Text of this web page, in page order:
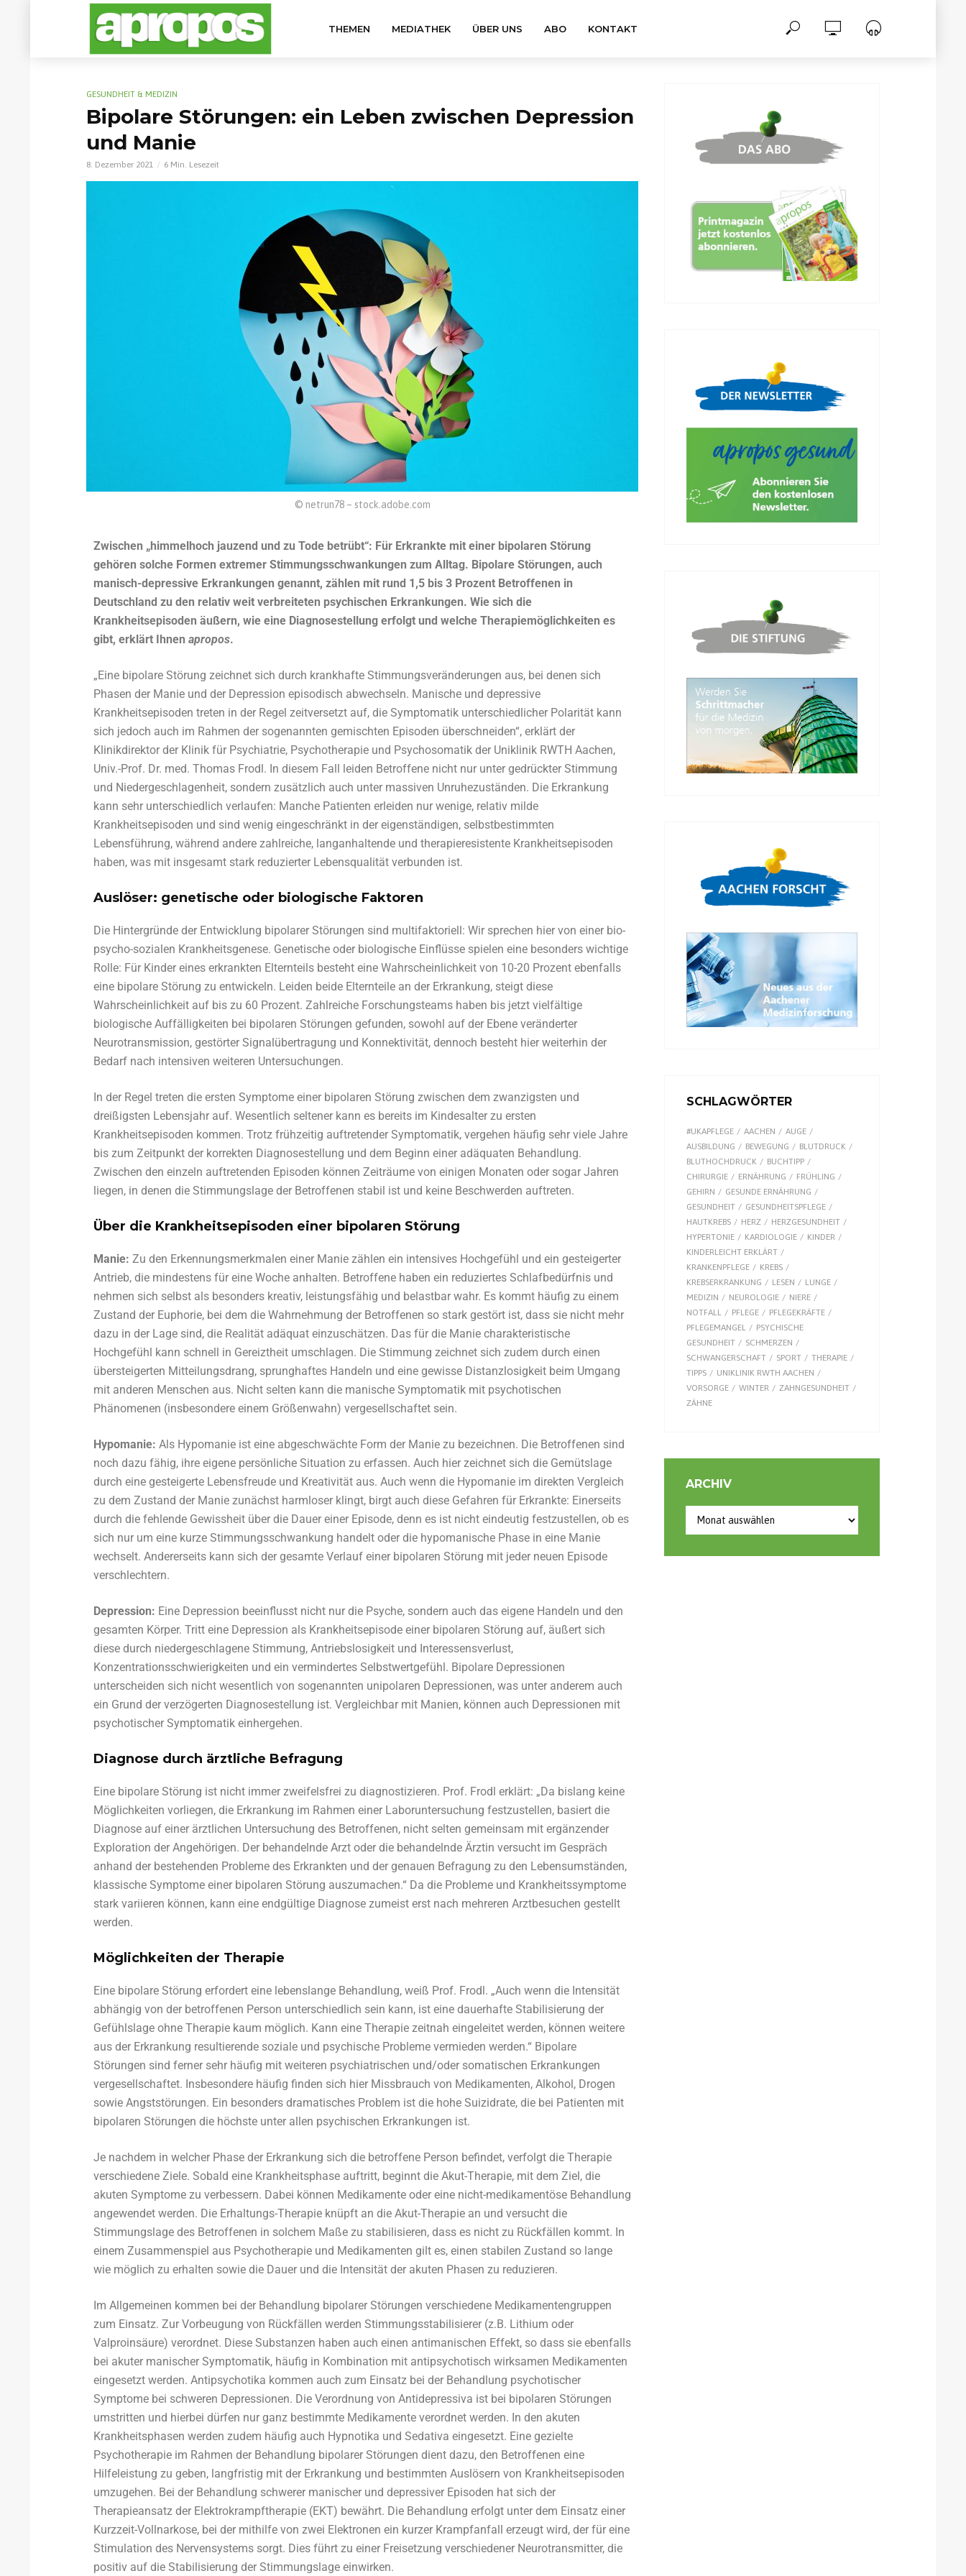
THEMEN MEDIATHEK ÜBER UNS ABO KONTAKT
GESUNDHEIT & MEDIZIN
Bipolare Störungen: ein Leben zwischen Depression
und Manie
8. Dezember 2021 6 Min. Lesezeit
© netrun78 – stock.adobe.com
Zwischen „himmelhoch jauzend und zu Tode betrübt“: Für Erkrankte mit einer bipolaren Störung
gehören solche Formen extremer Stimmungsschwankungen zum Alltag. Bipolare Störungen, auch
manisch-depressive Erkrankungen genannt, zählen mit rund 1,5 bis 3 Prozent Betroffenen in
Deutschland zu den relativ weit verbreiteten psychischen Erkrankungen. Wie sich die
Krankheitsepisoden äußern, wie eine Diagnosestellung erfolgt und welche Therapiemöglichkeiten es
gibt, erklärt Ihnen apropos.
„Eine bipolare Störung zeichnet sich durch krankhafte Stimmungsveränderungen aus, bei denen sich
Phasen der Manie und der Depression episodisch abwechseln. Manische und depressive
Krankheitsepisoden treten in der Regel zeitversetzt auf, die Symptomatik unterschiedlicher Polarität kann
sich jedoch auch im Rahmen der sogenannten gemischten Episoden überschneiden“, erklärt der
Klinikdirektor der Klinik für Psychiatrie, Psychotherapie und Psychosomatik der Uniklinik RWTH Aachen,
Univ.-Prof. Dr. med. Thomas Frodl. In diesem Fall leiden Betroffene nicht nur unter gedrückter Stimmung
und Niedergeschlagenheit, sondern zusätzlich auch unter massiven Unruhezuständen. Die Erkrankung
kann sehr unterschiedlich verlaufen: Manche Patienten erleiden nur wenige, relativ milde
Krankheitsepisoden und sind wenig eingeschränkt in der eigenständigen, selbstbestimmten
Lebensführung, während andere zahlreiche, langanhaltende und therapieresistente Krankheitsepisoden
haben, was mit insgesamt stark reduzierter Lebensqualität verbunden ist.
Auslöser: genetische oder biologische Faktoren
Die Hintergründe der Entwicklung bipolarer Störungen sind multifaktoriell: Wir sprechen hier von einer bio-
psycho-sozialen Krankheitsgenese. Genetische oder biologische Einflüsse spielen eine besonders wichtige
Rolle: Für Kinder eines erkrankten Elternteils besteht eine Wahrscheinlichkeit von 10-20 Prozent ebenfalls
eine bipolare Störung zu entwickeln. Leiden beide Elternteile an der Erkrankung, steigt diese
Wahrscheinlichkeit auf bis zu 60 Prozent. Zahlreiche Forschungsteams haben bis jetzt vielfältige
biologische Auffälligkeiten bei bipolaren Störungen gefunden, sowohl auf der Ebene veränderter
Neurotransmission, gestörter Signalübertragung und Konnektivität, dennoch besteht hier weiterhin der
Bedarf nach intensiven weiteren Untersuchungen.
In der Regel treten die ersten Symptome einer bipolaren Störung zwischen dem zwanzigsten und
dreißigsten Lebensjahr auf. Wesentlich seltener kann es bereits im Kindesalter zu ersten
Krankheitsepisoden kommen. Trotz frühzeitig auftretender Symptomatik, vergehen häufig sehr viele Jahre
bis zum Zeitpunkt der korrekten Diagnosestellung und dem Beginn einer adäquaten Behandlung.
Zwischen den einzeln auftretenden Episoden können Zeiträume von einigen Monaten oder sogar Jahren
liegen, in denen die Stimmungslage der Betroffenen stabil ist und keine Beschwerden auftreten.
Über die Krankheitsepisoden einer bipolaren Störung
Manie: Zu den Erkennungsmerkmalen einer Manie zählen ein intensives Hochgefühl und ein gesteigerter
Antrieb, die mindestens für eine Woche anhalten. Betroffene haben ein reduziertes Schlafbedürfnis und
nehmen sich selbst als besonders kreativ, leistungsfähig und belastbar wahr. Es kommt häufig zu einem
Zustand der Euphorie, bei dem die Wahrnehmung der Betroffenen so stark gestört ist, dass sie nicht mehr
dazu in der Lage sind, die Realität adäquat einzuschätzen. Das für die Manie charakteristische
Hochgefühl kann schnell in Gereiztheit umschlagen. Die Stimmung zeichnet sich zudem durch einen
übersteigerten Mitteilungsdrang, sprunghaftes Handeln und eine gewisse Distanzlosigkeit beim Umgang
mit anderen Menschen aus. Nicht selten kann die manische Symptomatik mit psychotischen
Phänomenen (insbesondere einem Größenwahn) vergesellschaftet sein.
Hypomanie: Als Hypomanie ist eine abgeschwächte Form der Manie zu bezeichnen. Die Betroffenen sind
noch dazu fähig, ihre eigene persönliche Situation zu erfassen. Auch hier zeichnet sich die Gemütslage
durch eine gesteigerte Lebensfreude und Kreativität aus. Auch wenn die Hypomanie im direkten Vergleich
zu dem Zustand der Manie zunächst harmloser klingt, birgt auch diese Gefahren für Erkrankte: Einerseits
durch die fehlende Gewissheit über die Dauer einer Episode, denn es ist nicht eindeutig festzustellen, ob es
sich nur um eine kurze Stimmungsschwankung handelt oder die hypomanische Phase in eine Manie
wechselt. Andererseits kann sich der gesamte Verlauf einer bipolaren Störung mit jeder neuen Episode
verschlechtern.
Depression: Eine Depression beeinflusst nicht nur die Psyche, sondern auch das eigene Handeln und den
gesamten Körper. Tritt eine Depression als Krankheitsepisode einer bipolaren Störung auf, äußert sich
diese durch niedergeschlagene Stimmung, Antriebslosigkeit und Interessensverlust,
Konzentrationsschwierigkeiten und ein vermindertes Selbstwertgefühl. Bipolare Depressionen
unterscheiden sich nicht wesentlich von sogenannten unipolaren Depressionen, was unter anderem auch
ein Grund der verzögerten Diagnosestellung ist. Vergleichbar mit Manien, können auch Depressionen mit
psychotischer Symptomatik einhergehen.
Diagnose durch ärztliche Befragung
Eine bipolare Störung ist nicht immer zweifelsfrei zu diagnostizieren. Prof. Frodl erklärt: „Da bislang keine
Möglichkeiten vorliegen, die Erkrankung im Rahmen einer Laboruntersuchung festzustellen, basiert die
Diagnose auf einer ärztlichen Untersuchung des Betroffenen, nicht selten gemeinsam mit ergänzender
Exploration der Angehörigen. Der behandelnde Arzt oder die behandelnde Ärztin versucht im Gespräch
anhand der bestehenden Probleme des Erkrankten und der genauen Befragung zu den Lebensumständen,
klassische Symptome einer bipolaren Störung auszumachen.“ Da die Probleme und Krankheitssymptome
stark variieren können, kann eine endgültige Diagnose zumeist erst nach mehreren Arztbesuchen gestellt
werden.
Möglichkeiten der Therapie
Eine bipolare Störung erfordert eine lebenslange Behandlung, weiß Prof. Frodl. „Auch wenn die Intensität
abhängig von der betroffenen Person unterschiedlich sein kann, ist eine dauerhafte Stabilisierung der
Gefühlslage ohne Therapie kaum möglich. Kann eine Therapie zeitnah eingeleitet werden, können weitere
aus der Erkrankung resultierende soziale und psychische Probleme vermieden werden.“ Bipolare
Störungen sind ferner sehr häufig mit weiteren psychiatrischen und/oder somatischen Erkrankungen
vergesellschaftet. Insbesondere häufig finden sich hier Missbrauch von Medikamenten, Alkohol, Drogen
sowie Angststörungen. Ein besonders dramatisches Problem ist die hohe Suizidrate, die bei Patienten mit
bipolaren Störungen die höchste unter allen psychischen Erkrankungen ist.
Je nachdem in welcher Phase der Erkrankung sich die betroffene Person befindet, verfolgt die Therapie
verschiedene Ziele. Sobald eine Krankheitsphase auftritt, beginnt die Akut-Therapie, mit dem Ziel, die
akuten Symptome zu verbessern. Dabei können Medikamente oder eine nicht-medikamentöse Behandlung
angewendet werden. Die Erhaltungs-Therapie knüpft an die Akut-Therapie an und versucht die
Stimmungslage des Betroffenen in solchem Maße zu stabilisieren, dass es nicht zu Rückfällen kommt. In
einem Zusammenspiel aus Psychotherapie und Medikamenten gilt es, einen stabilen Zustand so lange
wie möglich zu erhalten sowie die Dauer und die Intensität der akuten Phasen zu reduzieren.
Im Allgemeinen kommen bei der Behandlung bipolarer Störungen verschiedene Medikamentengruppen
zum Einsatz. Zur Vorbeugung von Rückfällen werden Stimmungsstabilisierer (z.B. Lithium oder
Valproinsäure) verordnet. Diese Substanzen haben auch einen antimanischen Effekt, so dass sie ebenfalls
bei akuter manischer Symptomatik, häufig in Kombination mit antipsychotisch wirksamen Medikamenten
eingesetzt werden. Antipsychotika kommen auch zum Einsatz bei der Behandlung psychotischer
Symptome bei schweren Depressionen. Die Verordnung von Antidepressiva ist bei bipolaren Störungen
umstritten und hierbei dürfen nur ganz bestimmte Medikamente verordnet werden. In den akuten
Krankheitsphasen werden zudem häufig auch Hypnotika und Sedativa eingesetzt. Eine gezielte
Psychotherapie im Rahmen der Behandlung bipolarer Störungen dient dazu, den Betroffenen eine
Hilfeleistung zu geben, langfristig mit der Erkrankung und bestimmten Auslösern von Krankheitsepisoden
umzugehen. Bei der Behandlung schwerer manischer und depressiver Episoden hat sich der
Therapieansatz der Elektrokrampftherapie (EKT) bewährt. Die Behandlung erfolgt unter dem Einsatz einer
Kurzzeit-Vollnarkose, bei der mithilfe von zwei Elektronen ein kurzer Krampfanfall erzeugt wird, der für eine
Stimulation des Nervensystems sorgt. Dies führt zu einer Freisetzung verschiedener Neurotransmitter, die
positiv auf die Stabilisierung der Stimmungslage einwirken.
SCHLAGWÖRTER
#UKAPFLEGE AACHEN
AUGE
AUSBILDUNG
BEWEGUNG
BLUTDRUCK
BLUTHOCHDRUCK
BUCHTIPP
CHIRURGIE
ERNÄHRUNG
FRÜHLING
GEHIRN
GESUNDE ERNÄHRUNG
GESUNDHEIT
GESUNDHEITSPFLEGE
HAUTKREBS
HERZ
HERZGESUNDHEIT
HYPERTONIE
KARDIOLOGIE
KINDER
KINDERLEICHT ERKLÄRT
KRANKENPFLEGE
KREBS
KREBSERKRANKUNG
LESEN
LUNGE
MEDIZIN
NEUROLOGIE
NIERE
NOTFALL
PFLEGE
PFLEGEKRÄFTE
PFLEGEMANGEL
PSYCHISCHE
GESUNDHEIT
SCHMERZEN
SCHWANGERSCHAFT
SPORT
THERAPIE
TIPPS
UNIKLINIK RWTH AACHEN
VORSORGE
WINTER
ZAHNGESUNDHEIT
ZÄHNE
ARCHIV